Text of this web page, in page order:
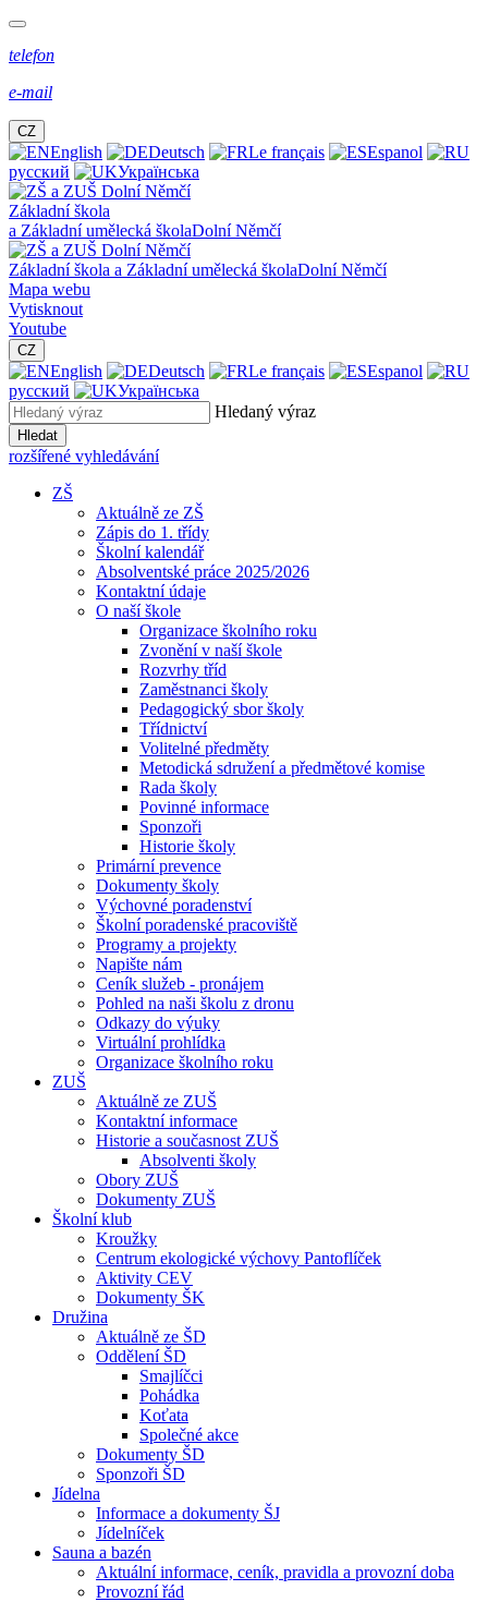
telefon
e-mail
CZ
English Deutsch Le français
Espanol
русский
Українська
Základní škola
a Základní umělecká školaDolní Němčí
Základní škola a Základní umělecká školaDolní Němčí
Mapa webu
Vytisknout
Youtube
CZ
English Deutsch Le français
Espanol
русский
Українська
Hledaný výraz
Hledat
rozšířené vyhledávání
ZŠ
Aktuálně ze ZŠ
Zápis do 1. třídy
Školní kalendář
Absolventské práce 2025/2026
Kontaktní údaje
O naší škole
Organizace školního roku
Zvonění v naší škole
Rozvrhy tříd
Zaměstnanci školy
Pedagogický sbor školy
Třídnictví
Volitelné předměty
Metodická sdružení a předmětové komise
Rada školy
Povinné informace
Sponzoři
Historie školy
Primární prevence
Dokumenty školy
Výchovné poradenství
Školní poradenské pracoviště
Programy a projekty
Napište nám
Ceník služeb - pronájem
Pohled na naši školu z dronu
Odkazy do výuky
Virtuální prohlídka
Organizace školního roku
ZUŠ
Aktuálně ze ZUŠ
Kontaktní informace
Historie a současnost ZUŠ
Absolventi školy
Obory ZUŠ
Dokumenty ZUŠ
Školní klub
Kroužky
Centrum ekologické výchovy Pantoflíček
Aktivity CEV
Dokumenty ŠK
Družina
Aktuálně ze ŠD
Oddělení ŠD
Smajlíčci
Pohádka
Koťata
Společné akce
Dokumenty ŠD
Sponzoři ŠD
Jídelna
Informace a dokumenty ŠJ
Jídelníček
Sauna a bazén
Aktuální informace, ceník, pravidla a provozní doba
Provozní řád